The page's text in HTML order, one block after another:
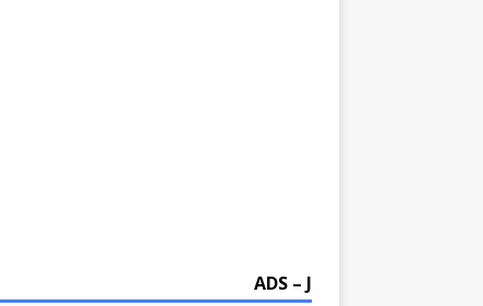
ADS – J